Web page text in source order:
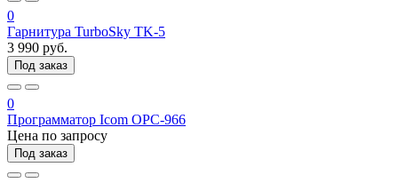
0
Гарнитура TurboSky TK-5
3 990 руб.
Под заказ
0
Программатор Icom OPC-966
Цена по запросу
Под заказ